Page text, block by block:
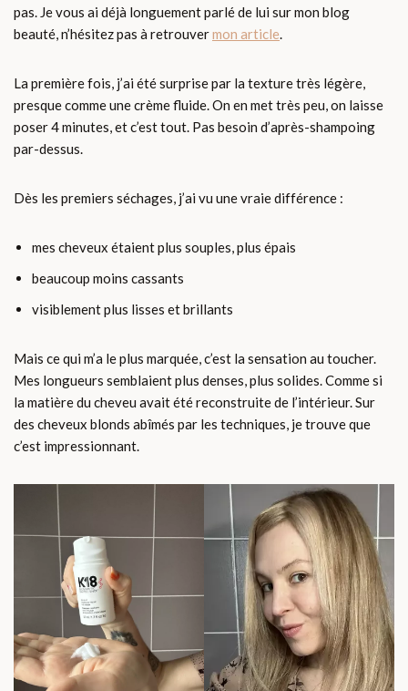
pas. Je vous ai déjà longuement parlé de lui sur mon blog
beauté, n’hésitez pas à retrouvermon article.
La première fois, j’ai été surprise par la texture très légère,
presque comme une crème fluide. On en met très peu, on laisse
poser 4 minutes, et c’est tout. Pas besoin d’après-shampoing
par-dessus.
Dès les premiers séchages, j’ai vu une vraie différence :
mes cheveux étaient plus souples, plus épais
beaucoup moins cassants
visiblement plus lisses et brillants
Mais ce qui m’a le plus marquée, c’est la sensation au toucher.
Mes longueurs semblaient plus denses, plus solides. Comme si
la matière du cheveu avait été reconstruite de l’intérieur. Sur
des cheveux blonds abîmés par les techniques, je trouve que
c’est impressionnant.